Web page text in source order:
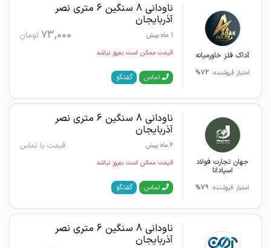
آداک فلز خاورمیانه
امتیاز فروشنده: 72%
ناودانی 8 سنگین 6 متری نصر
آذربایجان
1 ماه پیش 73,000 تومان
قیمت ممکن است به‌روز نباشد
تماس گفتگو
جهان تجارت فولاد
اسپادانا
امتیاز فروشنده: 79%
ناودانی 8 سنگین 6 متری نصر
آذربایجان
2 ماه پیش قیمت با تماس
قیمت ممکن است به‌روز نباشد
تماس گفتگو
ناودانی 8 سنگین 6 متری نصر
آذربایجان